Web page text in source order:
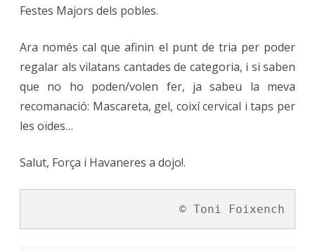
Festes Majors dels pobles.
Ara només cal que afinin el punt de tria per poder
regalar als vilatans cantades de categoria, i si saben
que no ho poden/volen fer, ja sabeu la meva
recomanació: Mascareta, gel, coixí cervical i taps per
les oïdes…
Salut, Força i Havaneres a dojo!.
© Toni Foixench